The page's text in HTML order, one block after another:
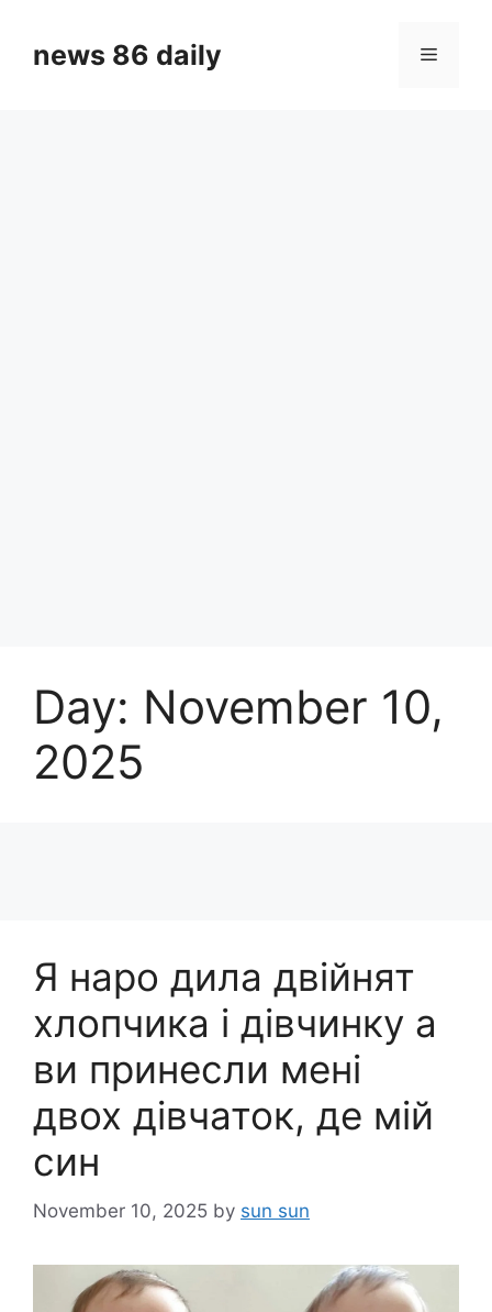
contentnews 86 daily Menu
Day: November 10,
2025
Я нарo дила двійнят
хлопчика і дівчинку а
ви принесли мені
двох дівчаток, де мій
син
November 10, 2025 by sun sun